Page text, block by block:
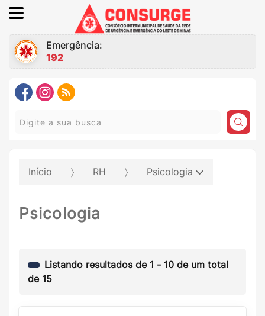
Emergência:
192
Pesquisar:
Início RH Psicologia
Psicologia
Listando resultados de 1 - 10 de um total
de 15